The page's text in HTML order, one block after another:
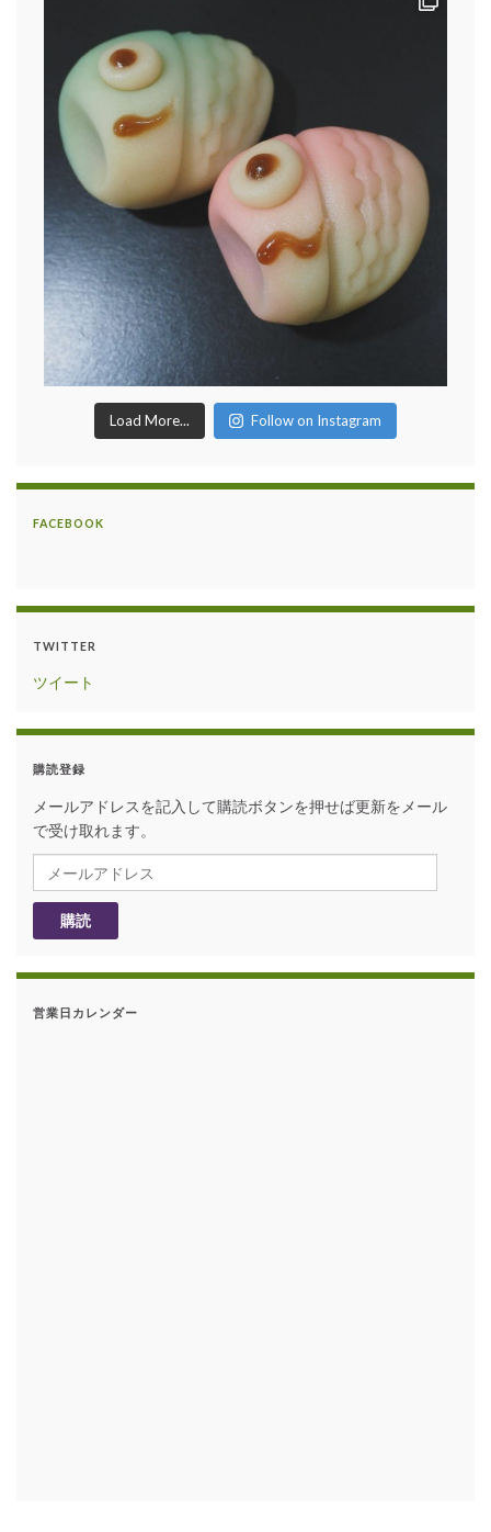
Load More... Follow on Instagram
FACEBOOK
TWITTER
ツイート
購読登録
メールアドレスを記入して購読ボタンを押せば更新をメール
で受け取れます。
メールアドレス
購読
営業日カレンダー